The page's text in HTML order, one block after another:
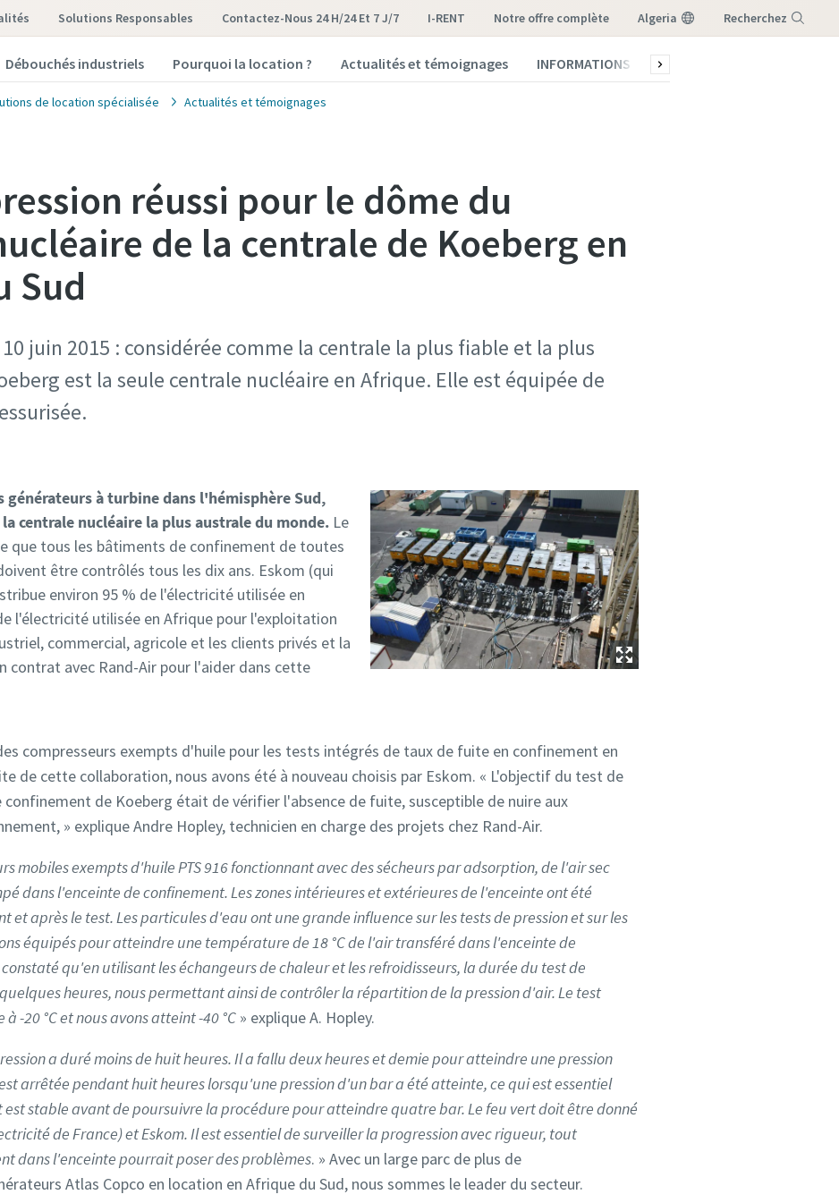
Solutions Responsables Contactez-Nous 24 H/24 Et 7 J/7 I-RENT notre offre complète Algeria Recherchez
Débouchés industriels Pourquoi la location ? Actualités et témoignages INFORMATIONS Qui sommes-nous ?
de location spécialisée Actualités et témoignages
réussi pour le dôme du
de la centrale de Koeberg en
Sud
juin 2015 : considérée comme la centrale la plus fiable et la plus
est la seule centrale nucléaire en Afrique. Elle est équipée de
générateurs à turbine dans l'hémisphère Sud,
centrale nucléaire la plus australe du monde. Le
que tous les bâtiments de confinement de toutes
être contrôlés tous les dix ans. Eskom (qui
environ 95 % de l'électricité utilisée en
l'électricité utilisée en Afrique pour l'exploitation
commercial, agricole et les clients privés et la
contrat avec Rand-Air pour l'aider dans cette
compresseurs exempts d'huile pour les tests intégrés de taux de fuite en confinement en
de cette collaboration, nous avons été à nouveau choisis par Eskom. « L'objectif du test de
confinement de Koeberg était de vérifier l'absence de fuite, susceptible de nuire aux
» explique Andre Hopley, technicien en charge des projets chez Rand-Air.
mobiles exempts d'huile PTS 916 fonctionnant avec des sécheurs par adsorption, de l'air sec
dans l'enceinte de confinement. Les zones intérieures et extérieures de l'enceinte ont été
et après le test. Les particules d'eau ont une grande influence sur les tests de pression et sur les
équipés pour atteindre une température de 18 °C de l'air transféré dans l'enceinte de
qu'en utilisant les échangeurs de chaleur et les refroidisseurs, la durée du test de
heures, nous permettant ainsi de contrôler la répartition de la pression d'air. Le test
-20 °C et nous avons atteint -40 °C » explique A. Hopley.
a duré moins de huit heures. Il a fallu deux heures et demie pour atteindre une pression
arrêtée pendant huit heures lorsqu'une pression d'un bar a été atteinte, ce qui est essentiel
stable avant de poursuivre la procédure pour atteindre quatre bar. Le feu vert doit être donné
de France) et Eskom. Il est essentiel de surveiller la progression avec rigueur, tout
dans l'enceinte pourrait poser des problèmes. » Avec un large parc de plus de
Atlas Copco en location en Afrique du Sud, nous sommes le leader du secteur.